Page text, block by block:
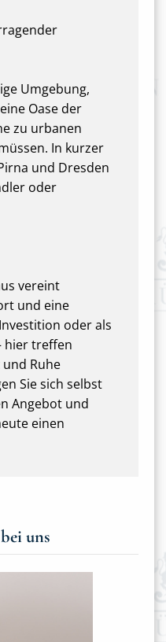
Umgebung,
Oase der
zu urbanen
In kurzer
und Dresden
oder
vereint
und eine
oder als
hier treffen
Ruhe
Sie sich selbst
Angebot und
einen
uns